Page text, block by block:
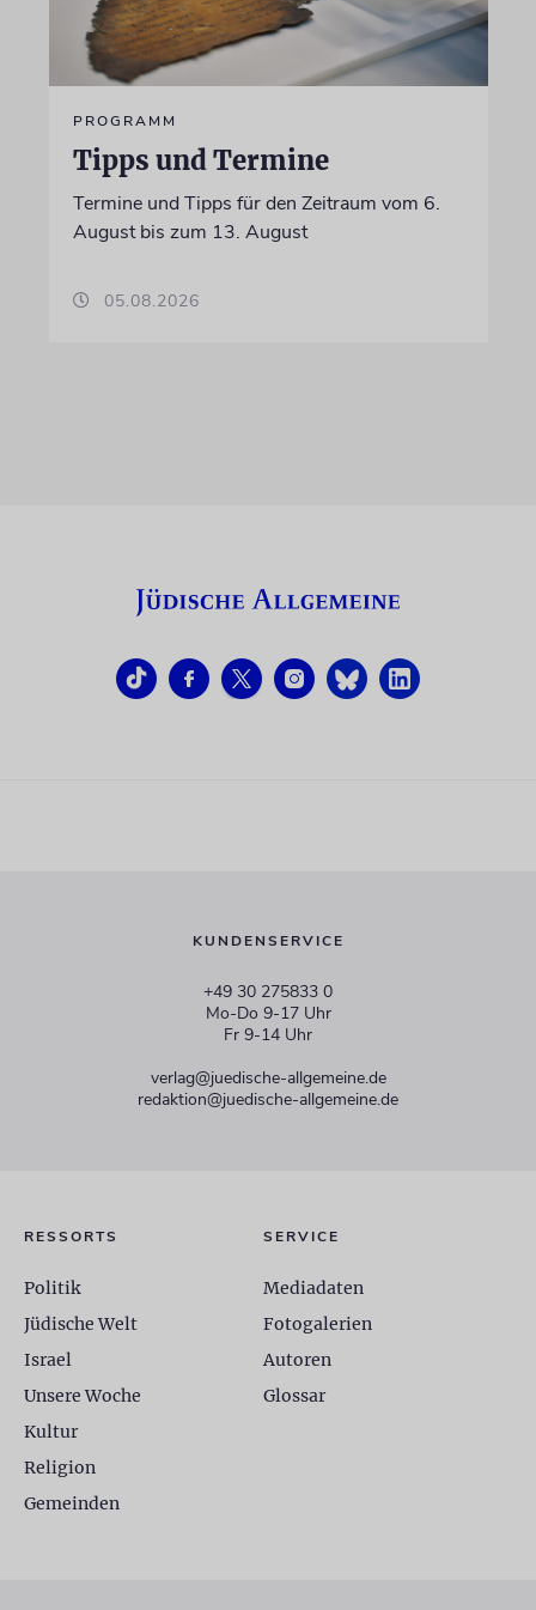
PROGRAMM
Tipps und Termine
Termine und Tipps für den Zeitraum vom 6.
August bis zum 13. August
05.08.2026
KUNDENSERVICE
+49 30 275833 0
Mo-Do 9-17 Uhr
Fr 9-14 Uhr
verlag@juedische-allgemeine.de
redaktion@juedische-allgemeine.de
RESSORTS
Politik
Jüdische Welt
Israel
Unsere Woche
Kultur
Religion
Gemeinden
SERVICE
Mediadaten
Fotogalerien
Autoren
Glossar